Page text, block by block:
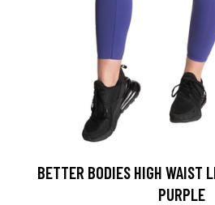
BETTER BODIES HIGH WAIST
PURPLE